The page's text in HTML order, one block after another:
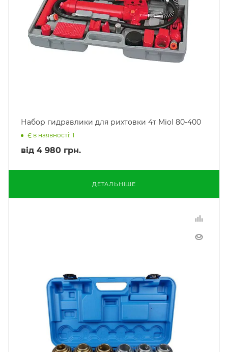
Набор гидравлики для рихтовки 4т Miol 80-400
Є в наявності: 1
від 4 980 грн.
ДЕТАЛЬНІШЕ